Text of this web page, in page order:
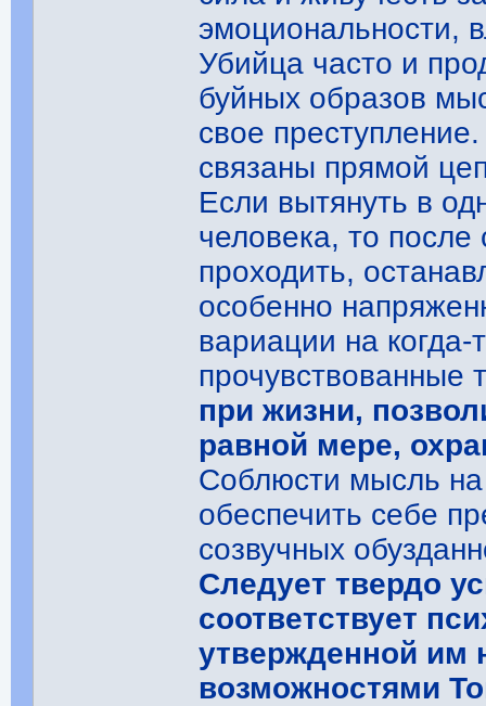
эмоциональности,
Убийца часто и
буйных образов
свое
связаны прямой
Если вытянуть в
человека, то после
проходить,
особенно
вариации на
прочувствованные
при жизни,
равной мере,
Соблюсти мысль на
обеспечить себе
созвучных
Следует твердо
соответствует
утвержденной им
возможностями